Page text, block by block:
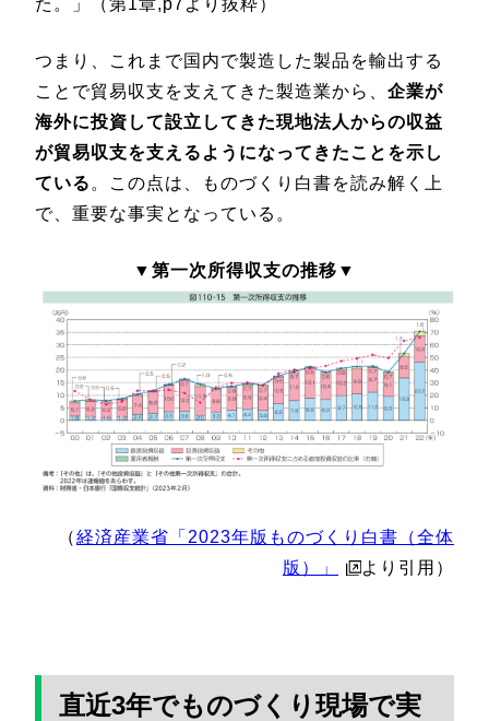
た。」（第1章,p7より抜粋）
つまり、これまで国内で製造した製品を輸出する
ことで貿易収支を支えてきた製造業から、 企業が
海外に投資して設立してきた現地法人からの収益
が貿易収支を支えるようになってきたことを示し
ている 。この点は、ものづくり白書を読み解く上
で、重要な事実となっている。
▼第一次所得収支の推移▼
（経済産業省「2023年版ものづくり白書（全体
版）」
より引用）
直近3年でものづくり現場で実